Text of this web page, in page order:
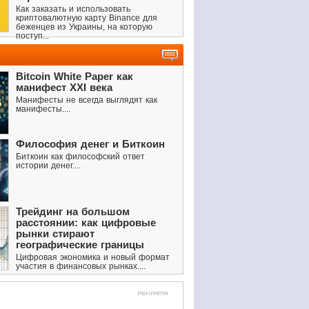
Как заказать и использовать
криптовалютную карту Binance для
беженцев из Украины, на которую
поступ...
Bitcoin White Paper как
манифест XXI века
Манифесты не всегда выглядят как
манифесты....
Философия денег и Биткоин
Биткоин как философский ответ
истории денег....
Трейдинг на большом
расстоянии: как цифровые
рынки стирают
географические границы
Цифровая экономика и новый формат
участия в финансовых рынках....